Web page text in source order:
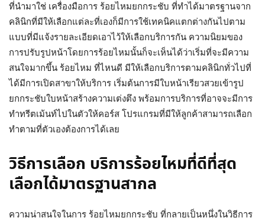
ที่นำมาใช่ เครื่องมือการ ร้อยไหมยกกระชับ ที่ทำได้มาตรฐานจาก
คลินิกที่มีให้เลือกแต่ละที่เองก็มีการใช้เทคนิคแตกต่างกันไปตาม
แบบที่มีแจ้งรายละเอียดเอาไว้ให้เลือกบริการกัน ความนิยมของ
การปรับรูปหน้าโดยการร้อยไหมนั้นก็จะเห็นได้ว่าเริ่มที่จะมีความ
สนใจมากขึ้น ร้อยไหม ที่ไหนดี มีให้เลือกบริการตามคลินิกทั่วไปที่
ได้มีการเปิดสาขาให้บริการ เริ่มต้นการมีใบหน้าเรียวสวยเข้ารูป
ยกกระชับใบหน้าสร้างความเต่งตึง พร้อมการบริการที่อาจจะมีการ
ทำทรีตเม้นท์ไปในตัวให้คอร์ส โปรแกรมที่มีให้ลูกค้าสามารถเลือก
ทำตามที่ตัวเองต้องการได้เลย
วิธีการเลือก บริการร้อยไหมที่ดีที่สุด
เลือกได้มาตรฐานสากล
ความน่าสนใจในการ ร้อยไหมยกกระชับ ที่กลายเป็นหนึ่งในวิธีการ